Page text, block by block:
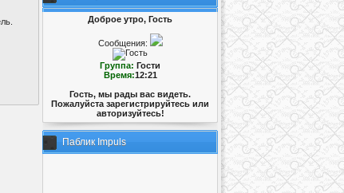
Доброе утро, Гость
Сообщения:
Группа: Гости
Время:12:21
Гость, мы рады вас видеть.
Пожалуйста зарегистрируйтесь или
авторизуйтесь!
Паблик Impuls